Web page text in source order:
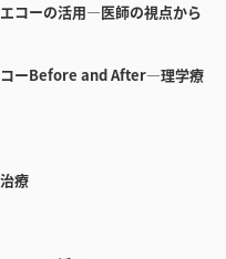
コーの活用―医師の視点から
コーBefore and After―理学療
療